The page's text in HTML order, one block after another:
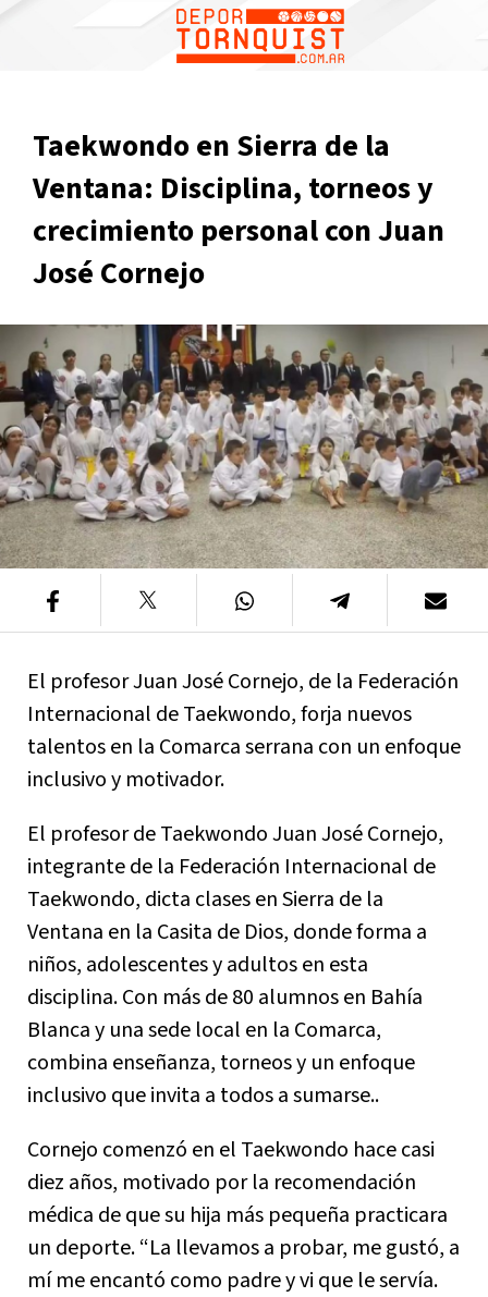
Taekwondo en Sierra de la
Ventana: Disciplina, torneos y
crecimiento personal con Juan
José Cornejo
El profesor Juan José Cornejo, de la Federación
Internacional de Taekwondo, forja nuevos
talentos en la Comarca serrana con un enfoque
inclusivo y motivador.
El profesor de Taekwondo Juan José Cornejo,
integrante de la Federación Internacional de
Taekwondo, dicta clases en Sierra de la
Ventana en la Casita de Dios, donde forma a
niños, adolescentes y adultos en esta
disciplina. Con más de 80 alumnos en Bahía
Blanca y una sede local en la Comarca,
combina enseñanza, torneos y un enfoque
inclusivo que invita a todos a sumarse..
Cornejo comenzó en el Taekwondo hace casi
diez años, motivado por la recomendación
médica de que su hija más pequeña practicara
un deporte. “La llevamos a probar, me gustó, a
mí me encantó como padre y vi que le servía.